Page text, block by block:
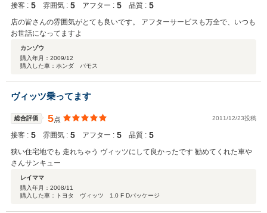
接客 : 5 雰囲気 : 5 アフター : 5 品質 : 5
店の皆さんの雰囲気がとても良いです。 アフターサービスも万全で、いつも
お世話になってますよ
カンゾウ
購入年月： 2009/12
購入した車：ホンダ バモス
ヴィッツ乗ってます
総合評価 5点 2011/12/23投稿
接客 : 5 雰囲気 : 5 アフター : 5 品質 : 5
狭い住宅地でも 走れちゃう ヴィッツにして良かったです 勧めてくれた車や
さんサンキュー
レイママ
購入年月： 2008/11
購入した車：トヨタ ヴィッツ 1.0 F Dパッケージ